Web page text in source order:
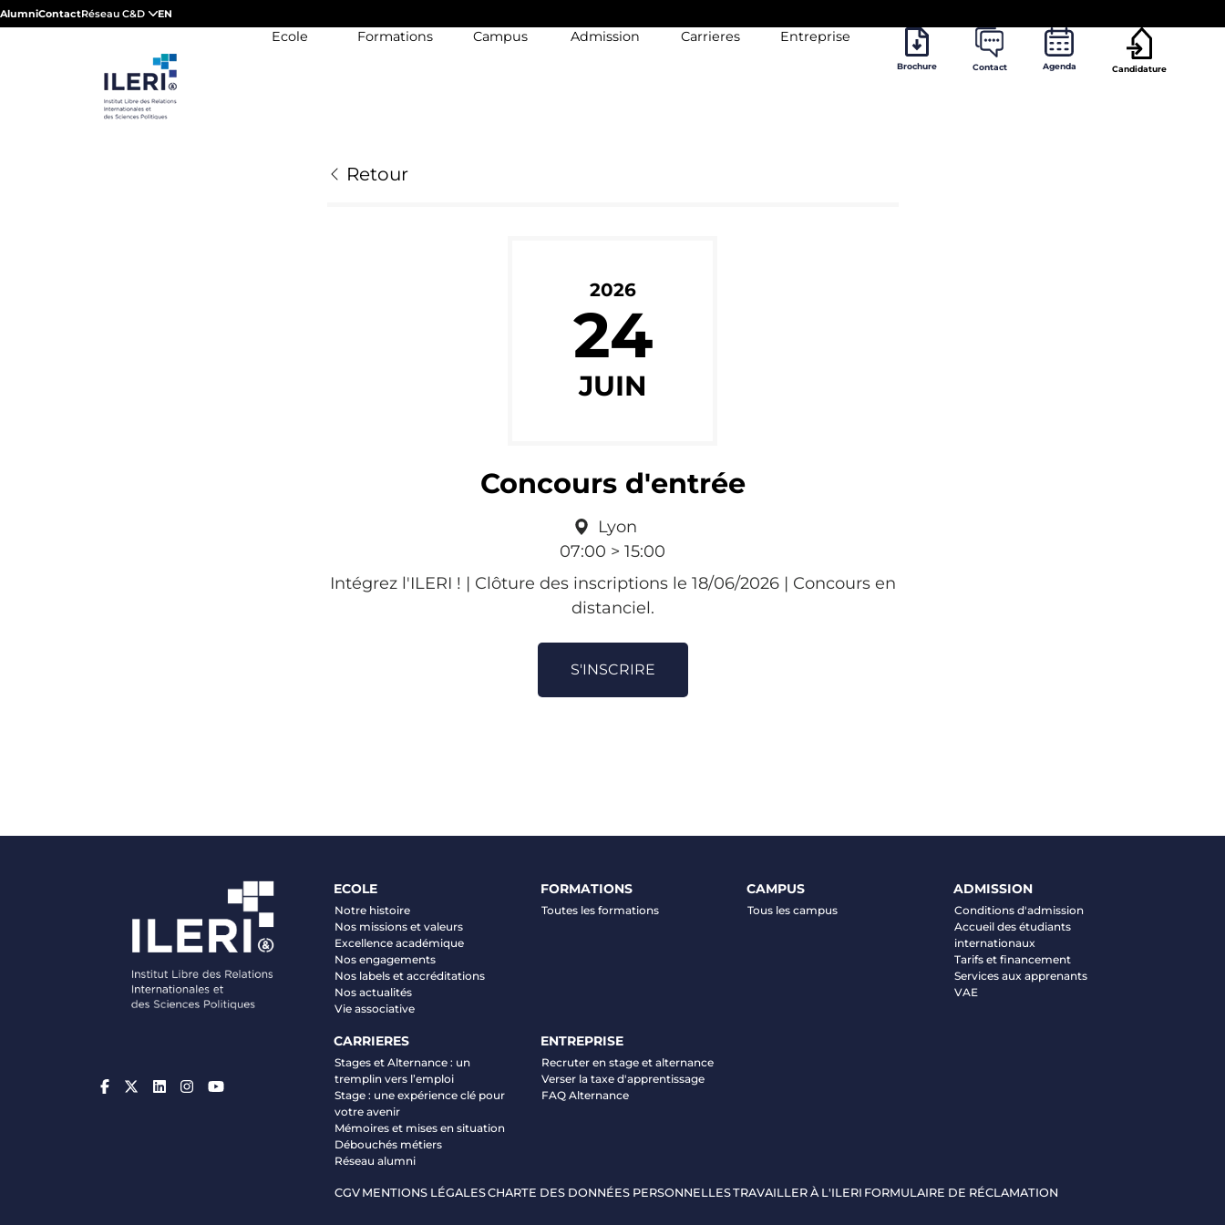
AlumniContactRéseau C&D EN
Ecole Formations Campus Admission Carrieres Entreprise
Brochure Contact Agenda Candidature
Retour
2026
24
JUIN
Concours d'entrée
Lyon
07:00 > 15:00
Intégrez l'ILERI ! | Clôture des inscriptions le 18/06/2026 | Concours en
distanciel.
S'INSCRIRE
ECOLE
Notre histoire
Nos missions et valeurs
Excellence académique
Nos engagements
Nos labels et accréditations
Nos actualités
Vie associative
FORMATIONS
Toutes les formations
CAMPUS
Tous les campus
ADMISSION
Conditions d'admission
Accueil des étudiants
internationaux
Tarifs et financement
Services aux apprenants
VAE
CARRIERES
Stages et Alternance : un
tremplin vers l’emploi
Stage : une expérience clé pour
votre avenir
Mémoires et mises en situation
Débouchés métiers
Réseau alumni
ENTREPRISE
Recruter en stage et alternance
Verser la taxe d'apprentissage
FAQ Alternance
CGV MENTIONS LÉGALESCHARTE DES DONNÉES PERSONNELLESTRAVAILLER À L'ILERI FORMULAIRE DE RÉCLAMATION